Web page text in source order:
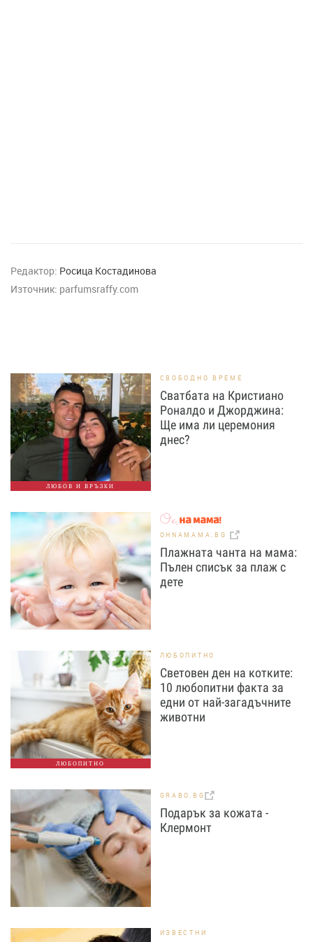
Редактор: Росица Костадинова
Източник: parfumsraffy.com
ЛЮБОВ И ВРЪЗКИ
СВОБОДНО ВРЕМЕ
Сватбата на Кристиано
Роналдо и Джорджина:
Ще има ли церемония
днес?
OHNAMAMA.BG
Плажната чанта на мама:
Пълен списък за плаж с
дете
ЛЮБОПИТНО
ЛЮБОПИТНО
Световен ден на котките:
10 любопитни факта за
едни от най-загадъчните
животни
GRABO.BG
Подарък за кожата -
Клермонт
ИЗВЕСТНИ